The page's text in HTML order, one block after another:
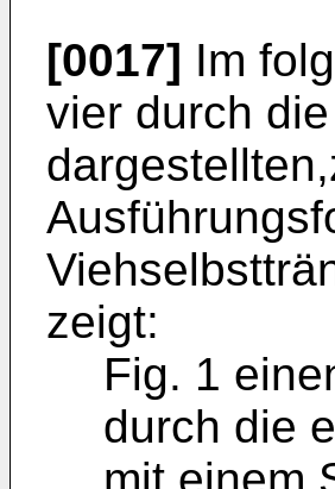
[0017] Im
vier durch
zeigt:
Fig. 1
durch die
mit einem